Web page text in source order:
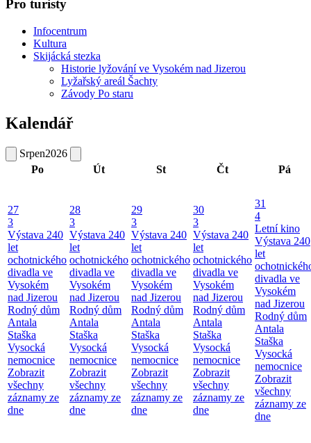
Pro turisty
Infocentrum
Kultura
Skijácká stezka
Historie lyžování ve Vysokém nad Jizerou
Lyžařský areál Šachty
Závody Po staru
Kalendář
Srpen2026
Po
Út St Čt Pá
27
3
Výstava 240
let
ochotnického
divadla ve
Vysokém
nad Jizerou
Rodný dům
Antala
Staška
Vysocká
nemocnice
Zobrazit
všechny
záznamy ze
dne
28
3
Výstava 240
let
ochotnického
divadla ve
Vysokém
nad Jizerou
Rodný dům
Antala
Staška
Vysocká
nemocnice
Zobrazit
všechny
záznamy ze
dne
29
3
Výstava 240
let
ochotnického
divadla ve
Vysokém
nad Jizerou
Rodný dům
Antala
Staška
Vysocká
nemocnice
Zobrazit
všechny
záznamy ze
dne
30
3
Výstava 240
let
ochotnického
divadla ve
Vysokém
nad Jizerou
Rodný dům
Antala
Staška
Vysocká
nemocnice
Zobrazit
všechny
záznamy ze
dne
31
4
Letní kino
Výstava 240
let
divadla ve
Vysokém
nad Jizerou
Rodný dům
Antala
Staška
Vysocká
nemocnice
Zobrazit
všechny
záznamy ze
dne